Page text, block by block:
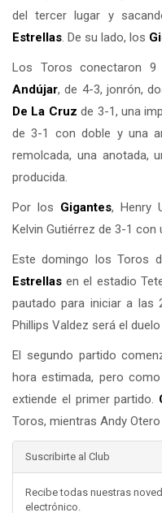
del tercer lugar y
Estrellas . De su lado, los
Los Toros conectaron 9
Andújar, de 4-3, jonrón,
De La Cruz de 3-1, una
de 3-1 con doble y una
remolcada, una anotada,
producida.
Por los Gigantes, Henry
Kelvin Gutiérrez de 3-1 con
Este domingo los Toros
Estrellas en el estadio
pautado para iniciar a las
Phillips Valdez será el
El segundo partido
hora estimada, pero
extiende el primer partido.
Toros, mientras Andy
Suscribirte al Club
Recibe todas nuestras
electrónico.